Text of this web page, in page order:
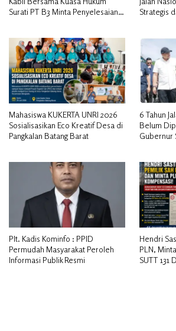
Surati PT B3 Minta Penyelesaian
Strategis
Mahasiswa KUKERTA UNRI 2026
Sosialisasikan Eco Kreatif Desa di
Pangkalan Batang Barat
6 Tahun
Belum
Gubernur
Plt. Kadis Kominfo : PPID
Permudah Masyarakat Peroleh
Informasi Publik Resmi
Hendri
PLN,
SUTT 131